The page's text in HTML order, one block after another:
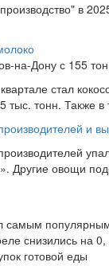
в
на-Дону с 155
стал
тонн. Также
и
Другие овощи
самым
снизились на
готовой еды